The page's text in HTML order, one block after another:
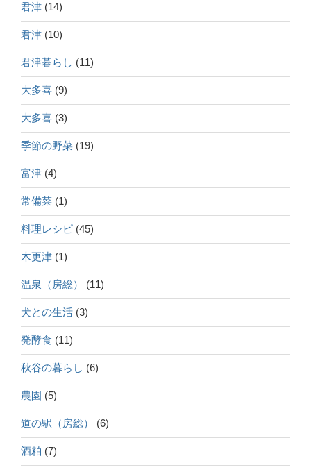
君津 (14)
君津 (10)
君津暮らし (11)
大多喜 (9)
大多喜 (3)
季節の野菜 (19)
富津 (4)
常備菜 (1)
料理レシピ (45)
木更津 (1)
温泉（房総） (11)
犬との生活 (3)
発酵食 (11)
秋谷の暮らし (6)
農園 (5)
道の駅（房総） (6)
酒粕 (7)